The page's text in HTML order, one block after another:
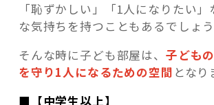
「恥ずかしい」「1人になりたい
な気持ちを持つこともあるでしょう
そんな時に子ども部屋は、 子ども
を守り1人になるための空間 となり
■【中学生以上】